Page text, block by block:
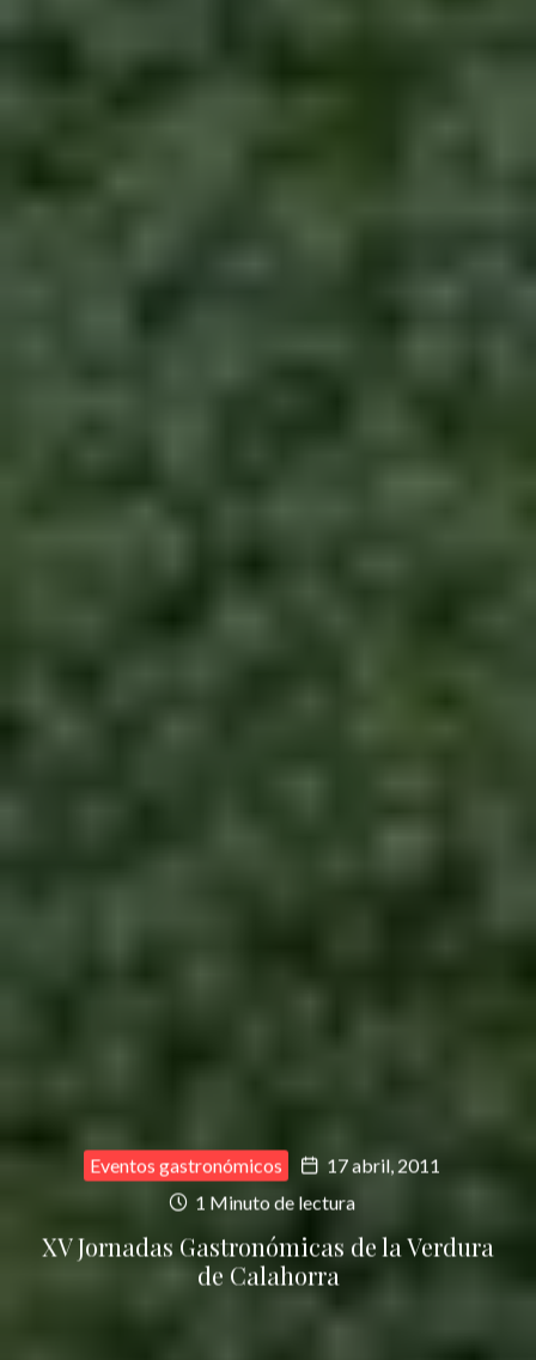
Eventos gastronómicos
17 abril, 2011
1 Minuto de lectura
XV Jornadas Gastronómicas de la Verdura
de Calahorra